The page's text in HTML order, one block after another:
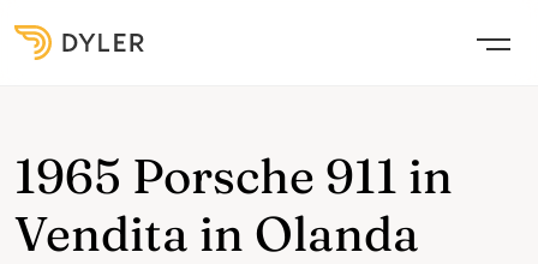
1965 Porsche 911 in
Vendita in Olanda